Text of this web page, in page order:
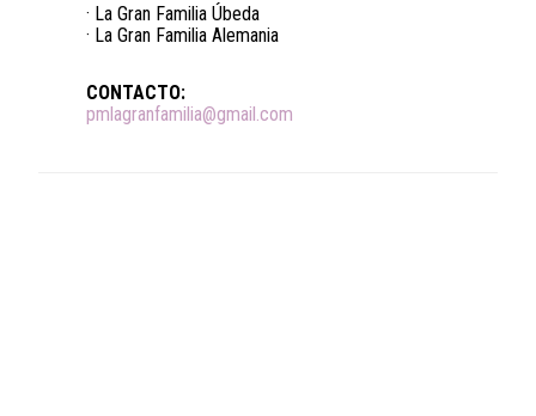
· La Gran Familia Úbeda
· La Gran Familia Alemania
CONTACTO:
pmlagranfamilia@gmail.com